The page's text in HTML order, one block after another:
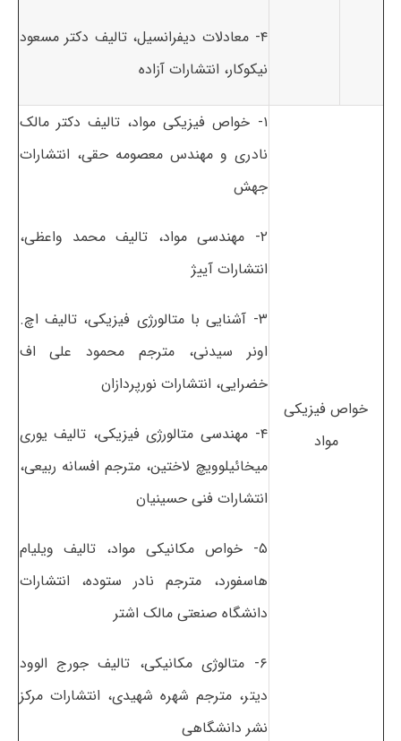
۴- معادلات دیفرانسیل، تالیف دکتر مسعود
نیکوکار، انتشارات آزاده
خواص فیزیکی
مواد
۱- خواص فیزیکی مواد، تالیف دکتر مالک
نادری و مهندس معصومه حقی، انتشارات
جهش
۲- مهندسی مواد، تالیف محمد واعظی،
انتشارات آییژ
۳- آشنایی با متالورژی فیزیکی، تالیف اچ.
اونر سیدنی، مترجم محمود علی اف
خضرایی، انتشارات نورپردازان
۴- مهندسی متالورژی فیزیکی، تالیف یوری
میخائیلوویچ لاختین، مترجم افسانه ربیعی،
انتشارات فنی حسینیان
۵- خواص مکانیکی مواد، تالیف ویلیام
هاسفورد، مترجم نادر ستوده، انتشارات
دانشگاه صنعتی مالک اشتر
۶- متالوژی مکانیکی، تالیف جورج الوود
دیتر، مترجم شهره شهیدی، انتشارات مرکز
نشر دانشگاهی